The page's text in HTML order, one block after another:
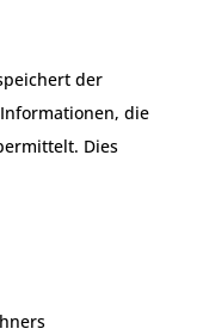
der
die
Dies